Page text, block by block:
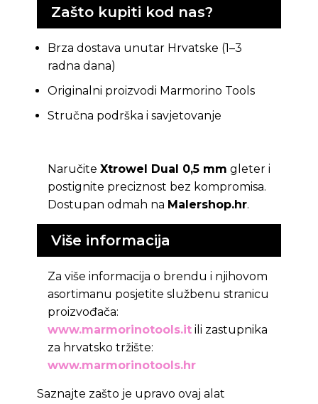
Zašto kupiti kod nas?
Brza dostava unutar Hrvatske (1–3
radna dana)
Originalni proizvodi Marmorino Tools
Stručna podrška i savjetovanje
Naručite Xtrowel Dual 0,5 mm gleter i
postignite preciznost bez kompromisa.
Dostupan odmah na Malershop.hr.
Više informacija
Za više informacija o brendu i njihovom
asortimanu posjetite službenu stranicu
proizvođača:
www.marmorinotools.itili zastupnika
za hrvatsko tržište:
www.marmorinotools.hr
Saznajte zašto je upravo ovaj alat